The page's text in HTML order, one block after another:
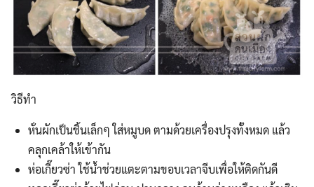
วิธีทำ
หั่นผักเป็นชิ้นเล็กๆ ใส่หมูบด ตามด้วยเครื่องปรุงทั้งหมด แล้ว
คลุกเคล้าให้เข้ากัน
ห่อเกี๊ยวซ่า ใช้น้ำช่วยแตะตามขอบเวลาจีบเพื่อให้ติดกันดี